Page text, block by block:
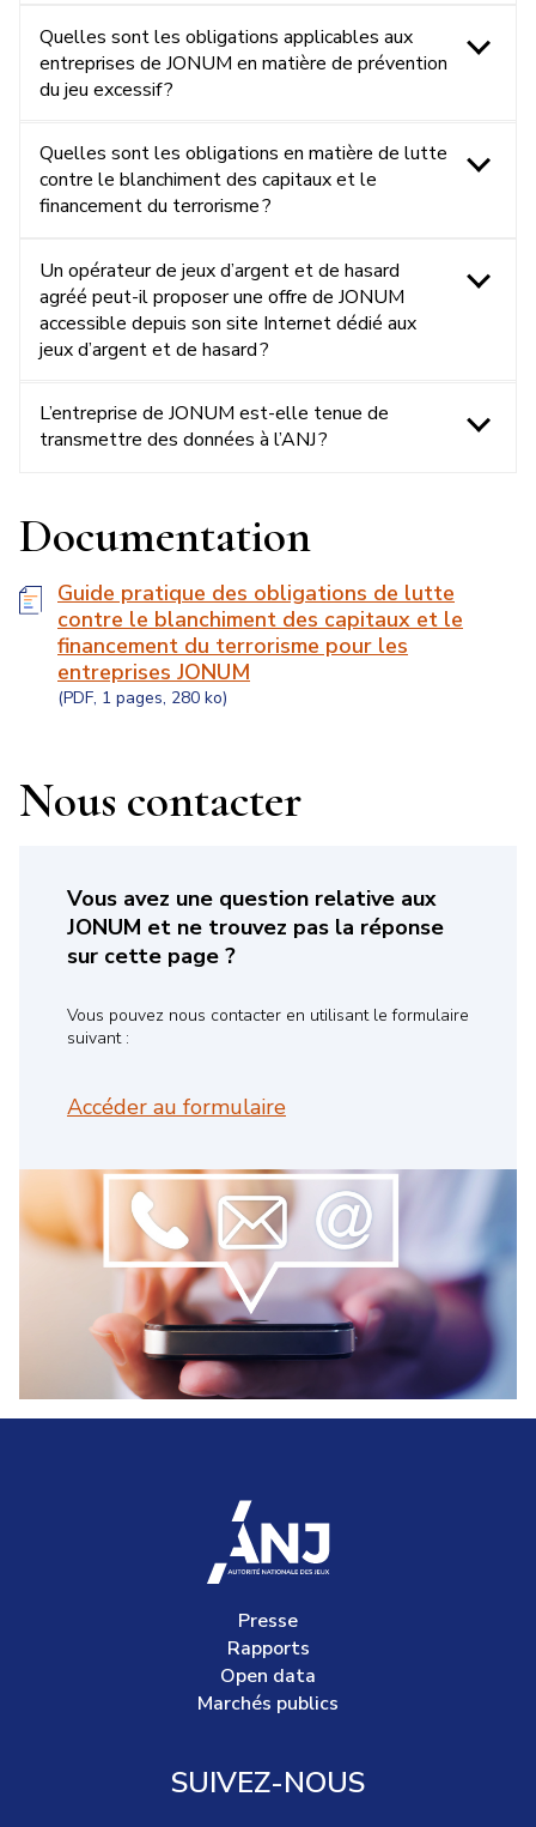
Quelles sont les obligations applicables aux
entreprises de JONUM en matière de prévention
du jeu excessif ?
Quelles sont les obligations en matière de lutte
contre le blanchiment des capitaux et le
financement du terrorisme ?
Un opérateur de jeux d’argent et de hasard
agréé peut-il proposer une offre de JONUM
accessible depuis son site Internet dédié aux
jeux d’argent et de hasard ?
L’entreprise de JONUM est-elle tenue de
transmettre des données à l’ANJ ?
Documentation
Guide pratique des obligations de lutte
contre le blanchiment des capitaux et le
financement du terrorisme pour les
entreprises JONUM
(PDF, 1 pages, 280 ko)
Nous contacter
Vous avez une question relative aux
JONUM et ne trouvez pas la réponse
sur cette page ?
Vous pouvez nous contacter en utilisant le formulaire
suivant :
Accéder au formulaire
accueil
Presse
Rapports
Open data
Marchés publics
SUIVEZ-NOUS